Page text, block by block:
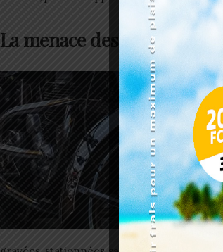
La menace des fêtes au Togo